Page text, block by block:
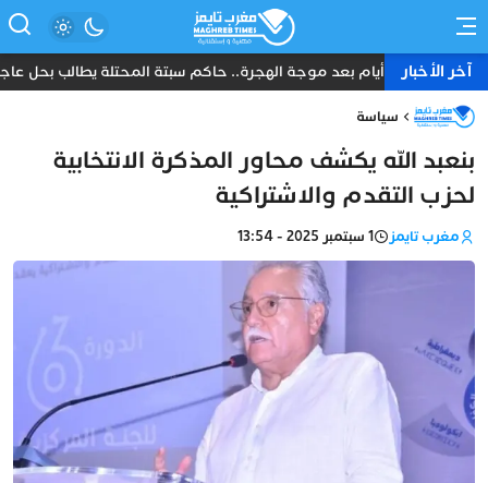
آخر الأخبار
ثمانية أيام بعد موجة الهجرة.. حاكم سبتة المحتلة يطالب بحل عاجل
سياسة
بنعبد الله يكشف محاور المذكرة الانتخابية
لحزب التقدم والاشتراكية
مغرب تايمز 1 سبتمبر 2025 - 13:54